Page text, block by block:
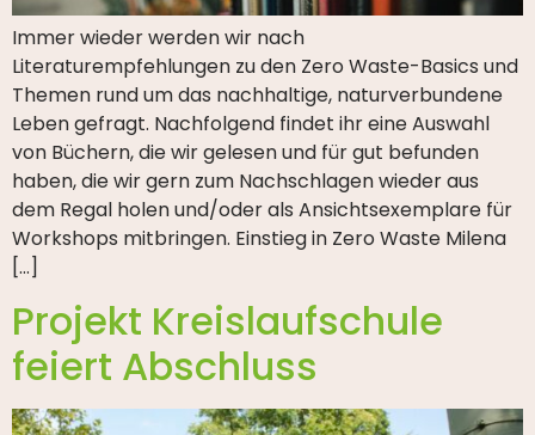
Immer wieder werden wir nach
Literaturempfehlungen zu den Zero Waste-Basics und
Themen rund um das nachhaltige, naturverbundene
Leben gefragt. Nachfolgend findet ihr eine Auswahl
von Büchern, die wir gelesen und für gut befunden
haben, die wir gern zum Nachschlagen wieder aus
dem Regal holen und/oder als Ansichtsexemplare für
Workshops mitbringen. Einstieg in Zero Waste Milena
[…]
Projekt Kreislaufschule
feiert Abschluss